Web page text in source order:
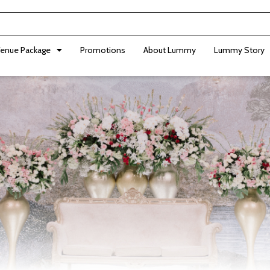
Package Promotions About Lummy Lummy Story